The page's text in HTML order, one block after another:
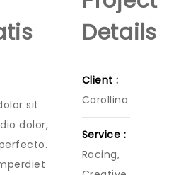
sit
dolor,
Details
Client :
Carollina
Service :
Racing,